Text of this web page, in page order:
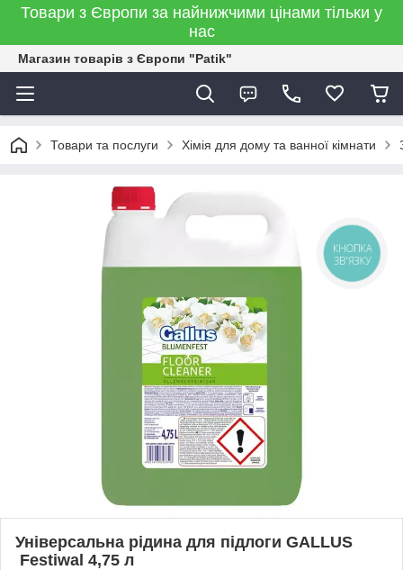
Товари з Європи за найнижчими цінами тільки у
нас
Магазин товарів з Європи "Patik"
Товари та послуги Хімія для дому та ванної кімнати
Універсальна рідина для підлоги GALLUS
Festiwal 4,75 л
КНОПКА
ЗВ'ЯЗКУ